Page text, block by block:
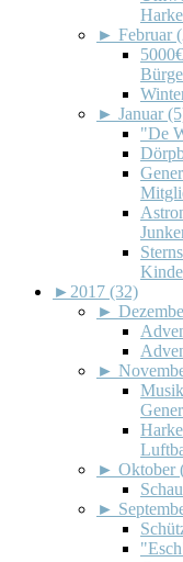
► Februar
► Januar
"De
► 2017 (32)
►
►
► Oktober
►